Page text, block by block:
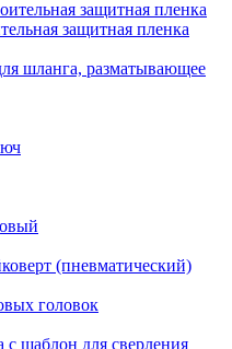
защитная пленка
шланга, разматывающее
(пневматический)
головок
с шаблон для сверления